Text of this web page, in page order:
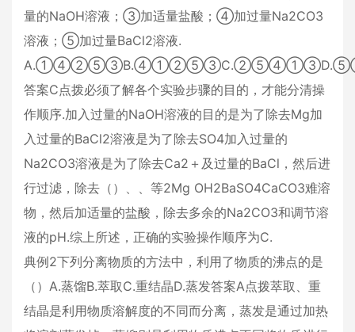
量的NaOH溶液；③加适量盐酸；④加过量Na2CO3
溶液；⑤加过量BaCl2溶液.
答案C点拨必须了解各个实验步骤的目的，才能分清操
作顺序.加入过量的NaOH溶液的目的是为了除去Mg加
入过量的BaCl2溶液是为了除去SO4加入过量的
Na2CO3溶液是为了除去Ca2＋及过量的BaCl，然后进
行过滤，除去（）、、等2Mg OH2BaSO4CaCO3难溶
物，然后加适量的盐酸，除去多余的Na2CO3和调节溶
液的pH.综上所述，正确的实验操作顺序为C.
典例2下列分离物质的方法中，利用了物质的沸点的是
（）A.蒸馏B.萃取C.重结晶D.蒸发答案A点拨萃取、重
结晶是利用物质溶解度的不同而分离，蒸发是通过加热